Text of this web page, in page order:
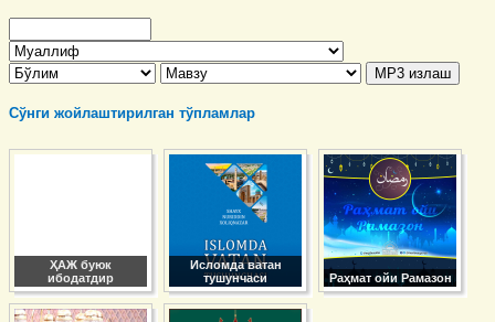
Сўнги жойлаштирилган тўпламлар
ҲАЖ буюк
ибодатдир
Исломда ватан
тушунчаси
Раҳмат ойи Рамазон